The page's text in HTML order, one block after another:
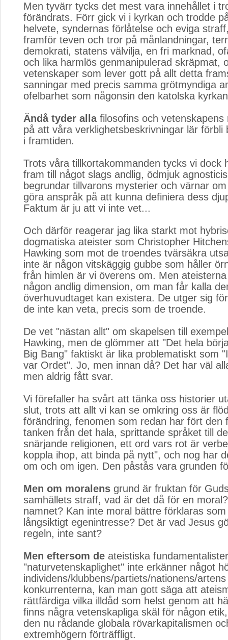
Men tyvärr tycks det mest vara innehållet i
förändrats. Förr gick vi i kyrkan och trodde
helvete, syndernas förlåtelse och eviga
framför teven och tror på månlandningar,
demokrati, statens välvilja, en fri marknad,
och lika harmlös genmanipulerad skräpmat,
vetenskaper som lever gott på allt detta
sanningar med precis samma grötmyndiga
ofelbarhet som någonsin den katolska
Ändå tyder allafilosofins och vetenskapens
på att våra verklighetsbeskrivningar lär förbli
i framtiden.
Trots våra tillkortakommanden tycks vi dock
fram till något slags andlig, ödmjuk
begrundar tillvarons mysterier och värnar
göra anspråk på att kunna definiera dess
Faktum är ju att vi inte vet...
Och därför reagerar jag lika starkt mot
dogmatiska ateister som Christopher
Hawking som mot de troendes tvärsäkra
inte är någon vitskäggig gubbe som håller
från himlen är vi överens om. Men
någon andlig dimension, om man får kalla
överhuvudtaget kan existera. De utger sig
de inte kan veta, precis som de troende.
De vet "nästan allt" om skapelsen till
Hawking, men de glömmer att "Det hela
Big Bang" faktiskt är lika problematiskt som
var Ordet". Jo, men innan då? Det har väl
men aldrig fått svar.
Vi förefaller ha svårt att tänka oss historier
slut, trots att allt vi kan se omkring oss är
förändring, fenomen som redan har fört den
tanken från det hala, sprittande språket till
snärjande religionen, ett ord vars rot är
koppla ihop, att binda på nytt", och nog har
om och om igen. Den påstås vara grunden
Men om moralens grund är fruktan för
samhällets straff, vad är det då för en
namnet? Kan inte moral bättre förklaras
långsiktigt egenintresse? Det är vad Jesus
regeln, inte sant?
Men eftersom de ateistiska
"naturvetenskaplighet" inte erkänner något
individens/klubbens/partiets/nationens/
konkurrenterna, kan man gott säga att
rättfärdiga vilka illdåd som helst genom att
finns några vetenskapliga skäl för någon
den nu rådande globala rövarkapitalismen
extremhögern förträffligt.